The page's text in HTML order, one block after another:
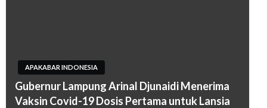
APAKABAR INDONESIA
Gubernur Lampung Arinal Djunaidi Menerima
Vaksin Covid-19 Dosis Pertama untuk Lansia